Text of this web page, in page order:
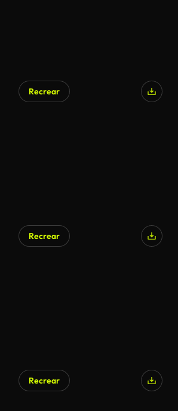
Recrear
Recrear
Recrear